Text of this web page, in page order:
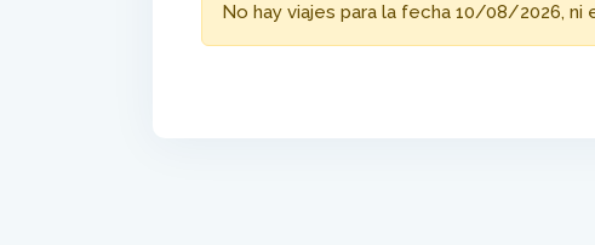
No hay viajes para la fecha 10/08/2026, ni